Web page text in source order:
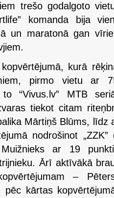
trešo godalgoto
komanda bija
un maratonā gan
kurā
pirmo vietu ar
“Vivus.lv” MTB
tiekot citam
Mārtiņš Blūms,
nodrošinot
ar 19
Ārī aktīvākā
–
pēc kārtas